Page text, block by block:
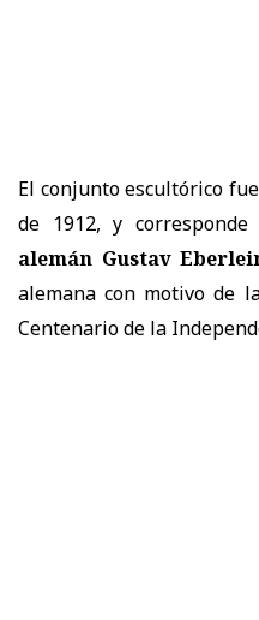
El conjunto escultórico
de 1912, y
alemán Gustav
alemana con motivo de
Centenario de la